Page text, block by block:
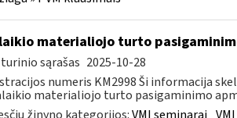
materialiojo turto
sąrašas 2025-10-28
numeris KM2998 Ši informacija
materialiojo turto pasigaminimo